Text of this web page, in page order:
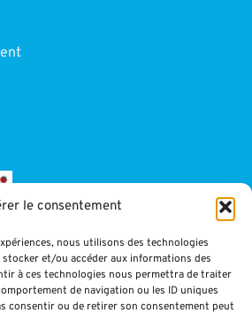
le consentement
nous utilisons des technologies
et/ou accéder aux informations des
à ces technologies nous permettra de traiter
de navigation ou les ID uniques
consentir ou de retirer son consentement peut